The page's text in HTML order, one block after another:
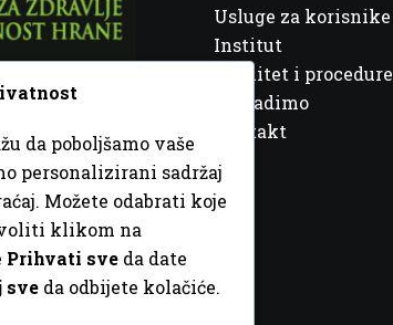
Zenica, BiH
Usluge za korisnike
Institut
Kvalitet i procedure
Šta radimo
Kontakt
da poboljšamo vaše
personalizirani sadržaj
Možete odabrati koje
klikom na
Prihvati sve da date
sve da odbijete kolačiće.